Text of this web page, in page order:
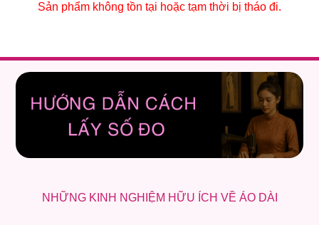
Sản phẩm không tồn tại hoặc tạm thời bị tháo đi.
NHỮNG KINH NGHIỆM HỮU ÍCH VỀ ÁO DÀI